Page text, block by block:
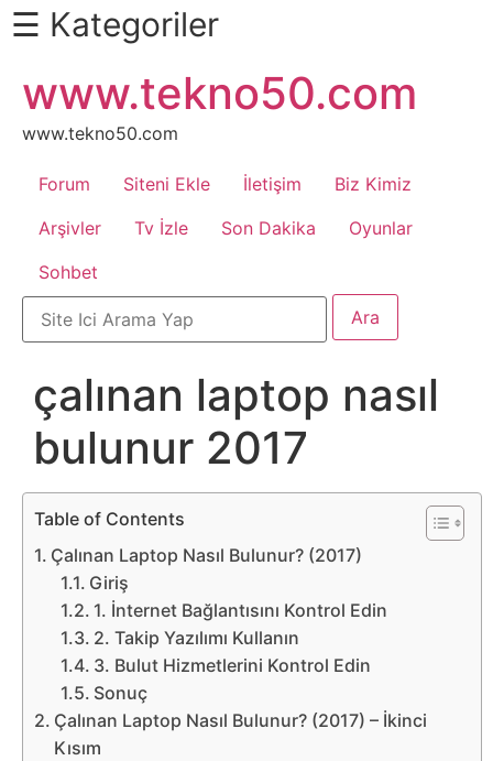
Daha
Fazlası
İçin
Kaydır
Android
Apk
Arabalar
Bankacılık
İşlemleri
Belgesel
Bilgi
Bilgisayar
Bilim
Bitcoin
☰ Kategoriler
atla
www.tekno50.com
www.tekno50.com
Forum Siteni Ekle İletişim
Biz Kimiz
Arşivler
Tv İzle Son Dakika
Oyunlar
Sohbet
çalınan laptop nasıl
bulunur 2017
Table of Contents
Çalınan Laptop Nasıl Bulunur? (2017)
Giriş
1. İnternet Bağlantısını Kontrol Edin
2. Takip Yazılımı Kullanın
3. Bulut Hizmetlerini Kontrol Edin
Sonuç
Çalınan Laptop Nasıl Bulunur? (2017) – İkinci
Kısım